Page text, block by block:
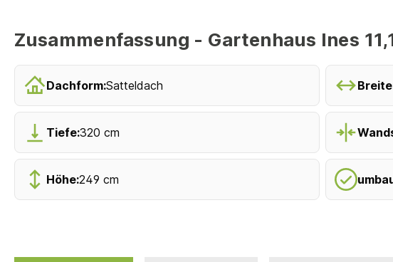
Zusammenfassung - Gartenhaus Ines
Dachform:Satteldach
Tiefe:320 cm
Höhe:249 cm